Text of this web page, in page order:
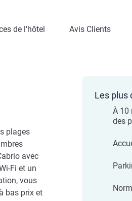
de l'hôtel Avis Clients
plages
avec
Fi et un
vous
bas prix et
Les plus
À 10
des